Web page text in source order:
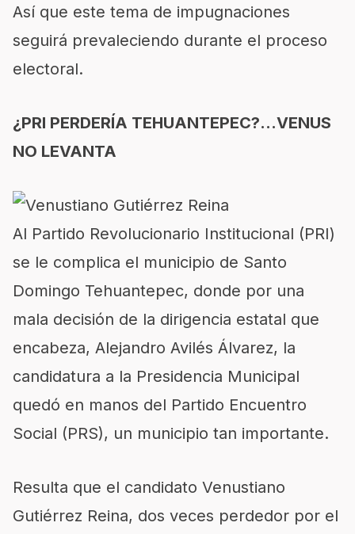
Así que este tema de impugnaciones
seguirá prevaleciendo durante el proceso
electoral.
¿PRI PERDERÍA TEHUANTEPEC?…VENUS
NO LEVANTA
Al Partido Revolucionario Institucional (PRI)
se le complica el municipio de Santo
Domingo Tehuantepec, donde por una
mala decisión de la dirigencia estatal que
encabeza, Alejandro Avilés Álvarez, la
candidatura a la Presidencia Municipal
quedó en manos del Partido Encuentro
Social (PRS), un municipio tan importante.
Resulta que el candidato Venustiano
Gutiérrez Reina, dos veces perdedor por el